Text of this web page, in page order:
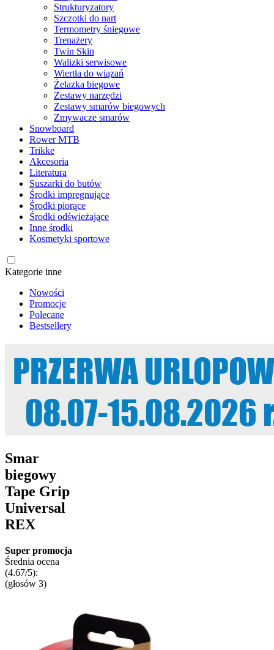
Strukturyzatory
Szczotki do nart
Termometry śniegowe
Trenażery
Twin Skin
Walizki serwisowe
Wiertła do wiązań
Żelazka biegowe
Zestawy narzędzi
Zestawy smarów biegowych
Zmywacze smarów
Snowboard
Rower MTB
Trikke
Akcesoria
Literatura
Suszarki do butów
Środki impregnujące
Środki piorące
Środki odświeżające
Inne środki
Kosmetyki sportowe
Kategorie inne
Nowości
Promocje
Polecane
Bestsellery
Smar
biegowy
Tape Grip
Universal
REX
Super promocja
Średnia ocena
(4.67/5):
(głosów 3)